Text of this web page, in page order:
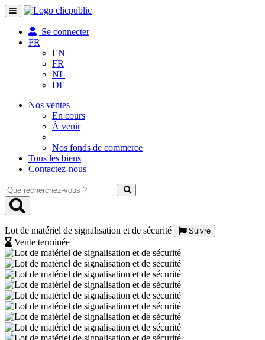
Toggle
navigation
Se connecter
FR
EN
FR
NL
DE
Nos ventes
En cours
À venir
Nos fonds de commerce
Tous les biens
Contactez-nous
Que
recherchez-
vous
Lot de matériel de signalisation et de sécurité
Suivre
Vente terminée